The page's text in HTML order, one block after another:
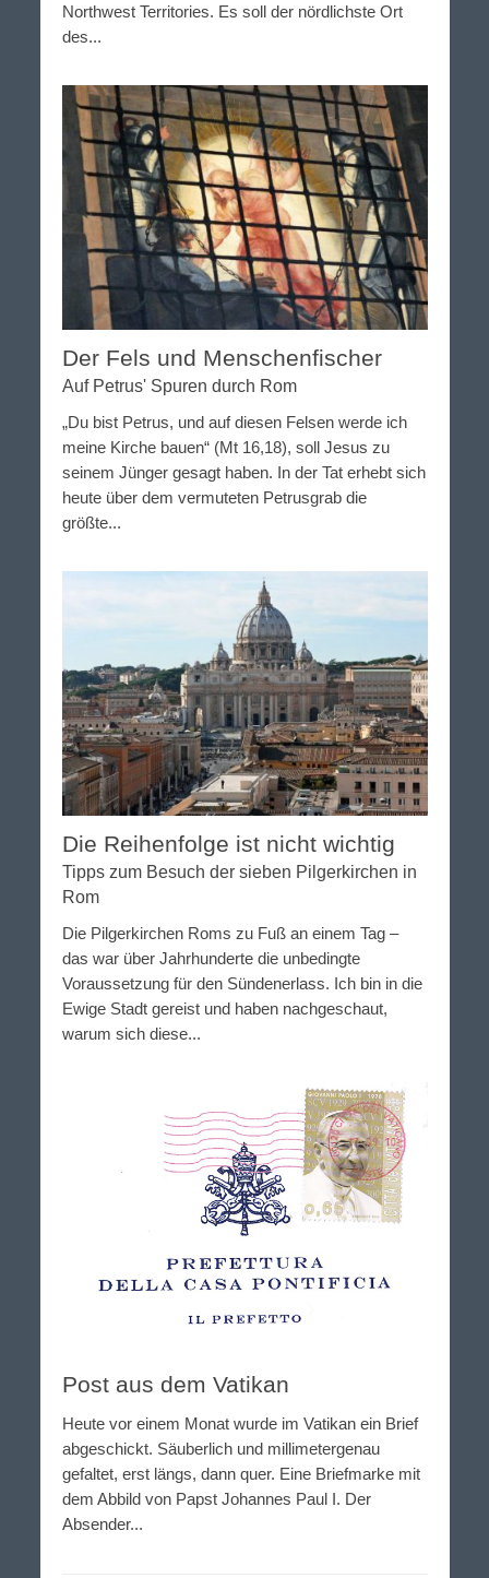
Northwest Territories. Es soll der nördlichste Ort
des...
Der Fels und Menschenfischer
Auf Petrus' Spuren durch Rom
„Du bist Petrus, und auf diesen Felsen werde ich
meine Kirche bauen“ (Mt 16,18), soll Jesus zu
seinem Jünger gesagt haben. In der Tat erhebt sich
heute über dem vermuteten Petrusgrab die
größte...
Die Reihenfolge ist nicht wichtig
Tipps zum Besuch der sieben Pilgerkirchen in
Rom
Die Pilgerkirchen Roms zu Fuß an einem Tag –
das war über Jahrhunderte die unbedingte
Voraussetzung für den Sündenerlass. Ich bin in die
Ewige Stadt gereist und haben nachgeschaut,
warum sich diese...
Post aus dem Vatikan
Heute vor einem Monat wurde im Vatikan ein Brief
abgeschickt. Säuberlich und millimetergenau
gefaltet, erst längs, dann quer. Eine Briefmarke mit
dem Abbild von Papst Johannes Paul I. Der
Absender...